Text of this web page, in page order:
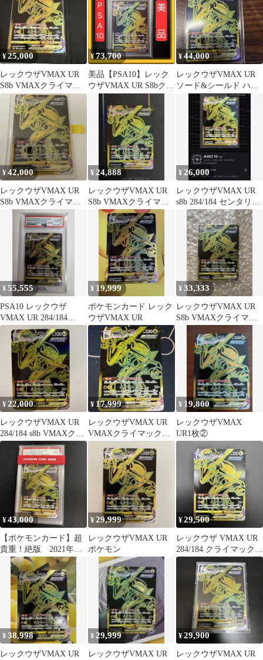
¥25,000
レックウザVMAX UR
S8b VMAXクライマッ
クス 284/184
¥73,700
美品【PSA10】レック
ウザVMAX UR S8bクラ
イマックス 284/184
¥44,000
レックウザVMAX UR
ソード&シールド ハイ
クラスパック VMAXク
ライマ…
¥42,000
レックウザVMAX UR
S8b VMAXクライマッ
クス 284/184
¥ 24,888
レックウザVMAX UR
S8b VMAXクライマッ
クス 284/184
¥ 26,000
レックウザVMAX UR
s8b 284/184 センタリン
グ良好
¥55,555
PSA10 レックウザ
VMAX UR 284/184
VMAXクライマックス
¥ 19,999
ポケモンカード レック
ウザVMAX UR
¥33,333
レックウザVMAX UR
S8b VMAXクライマッ
¥22,000
レックウザVMAX UR
284/184 s8b VMAXクラ
イマックス ②
¥ 17,999
レックウザVMAX UR
VMAXクライマックス
収録
¥ 19,800
レックウザVMAX
UR1枚②
¥43,000
【ポケモンカード】超
貴重！絶版 2021年
レックウザvmax UR
PSA9
¥29,999
レックウザVMAX UR
ポケモン
¥29,500
レックウザ VMAX UR
284/184 クライマックス
ポケモン
¥38,998
レックウザVMAX UR
¥29,999
レックウザVMAX UR
¥29,900
レックウザVMAX UR